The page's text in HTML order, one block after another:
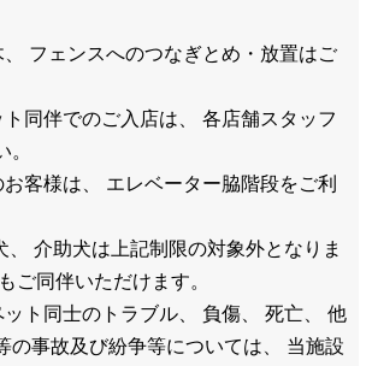
フェンスへのつなぎとめ・放置はご
同伴でのご入店は、 各店舗スタッフ
客様は、 エレベーター脇階段をご利
、 介助犬は上記制限の対象外となりま
ご同伴いただけます。
ト同士のトラブル、 負傷、 死亡、 他
の事故及び紛争等については、 当施設